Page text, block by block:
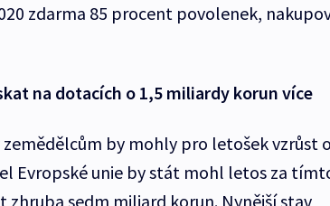
zdarma 85 procent povolenek,
na dotacích o 1,5 miliardy korun více
by mohly pro letošek vzrůst
Evropské unie by stát mohl letos za
sedm miliard korun. Nynější stav